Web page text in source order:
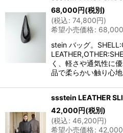
68,000円(税別)
(税込: 74,800円)
希望小売価格: 68,000
stein バッグ。
く、軽さや通気性に
品で柔らかい触り心
ssstein LEATHER
42,000円(税別)
(税込: 46,200円)
希望小売価格: 42,000